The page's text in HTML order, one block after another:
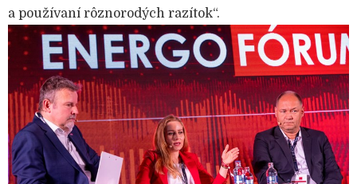
a používaní rôznorodých razítok“.